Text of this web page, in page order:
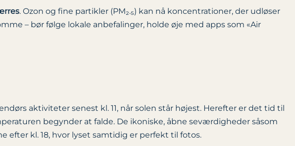
. Ozon og fine partikler (PM₂.₅) kan nå koncentrationer, der udløser
– bør følge lokale anbefalinger, holde øje med apps som «Air
aktiviteter senest kl. 11, når solen står højest. Herefter er det tid til
begynder at falde. De ikoniske, åbne seværdigheder såsom
kl. 18, hvor lyset samtidig er perfekt til fotos.